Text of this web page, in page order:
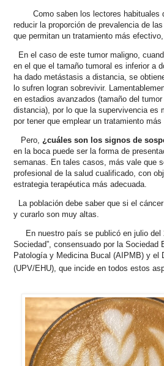
Como saben los lectores habituales
reducir la proporción de prevalencia de
que permitan un tratamiento más
En el caso de este tumor maligno,
en el que el tamaño tumoral es inferior a
ha dado metástasis a distancia, se
lo sufren logran sobrevivir.
en estadios avanzados (tamaño del
distancia), por lo que la supervivencia es
por tener que emplear un tratamiento
Pero, ¿cuáles son los signos de
en la boca puede ser la forma de
semanas. En tales casos, más vale que
profesional de la salud cualificado, con
estrategia terapéutica más adecuada.
La población debe saber que si el
y curarlo son muy altas.
En nuestro país se publicó en julio
Sociedad”, consensuado por la Sociedad
Patología y Medicina Bucal (AIPMB) y el
(UPV/EHU), que incide en todos estos